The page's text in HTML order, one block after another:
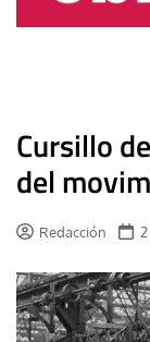
Cursillo
del
Redacción